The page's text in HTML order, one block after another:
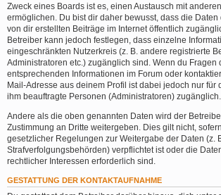
Zweck eines Boards ist es, einen Austausch mit
ermöglichen. Du bist dir daher bewusst, dass die
von dir erstellten Beiträge im Internet öffentlich
Betreiber kann jedoch festlegen, dass einzelne
eingeschränkten Nutzerkreis (z. B. andere registrierte
Administratoren etc.) zugänglich sind. Wenn du Fragen
entsprechenden Informationen im Forum oder
Mail-Adresse aus deinem Profil ist dabei jedoch nur für
ihm beauftragte Personen (Administratoren) zugänglich.
Andere als die oben genannten Daten wird der
Zustimmung an Dritte weitergeben. Dies gilt nicht,
gesetzlicher Regelungen zur Weitergabe der Daten (z.
Strafverfolgungsbehörden) verpflichtet ist oder die
rechtlicher Interessen erforderlich sind.
GESTATTUNG DER KONTAKTAUFNAHME